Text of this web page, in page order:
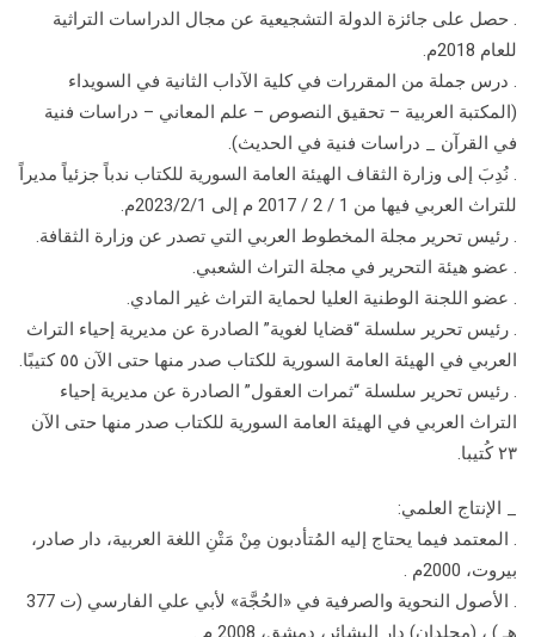
. حصل على جائزة الدولة التشجيعية عن مجال الدراسات التراثية
للعام 2018م.
. درس جملة من المقررات في كلية الآداب الثانية في السويداء
(المكتبة العربية – تحقيق النصوص – علم المعاني – دراسات فنية
في القرآن _ دراسات فنية في الحديث).
. نُدِبَ إلى وزارة الثقاف الهيئة العامة السورية للكتاب ندباً جزئياً مديراً
للتراث العربي فيها من 1 / 2 / 2017 م إلى 2023/2/1م.
. رئيس تحرير مجلة المخطوط العربي التي تصدر عن وزارة الثقافة.
. عضو هيئة التحرير في مجلة التراث الشعبي.
. عضو اللجنة الوطنية العليا لحماية التراث غير المادي.
. رئيس تحرير سلسلة “قضايا لغوية” الصادرة عن مديرية إحياء التراث
العربي في الهيئة العامة السورية للكتاب صدر منها حتى الآن ٥٥ كتيبًا.
. رئيس تحرير سلسلة “ثمرات العقول” الصادرة عن مديرية إحياء
التراث العربي في الهيئة العامة السورية للكتاب صدر منها حتى الآن
۲۳ كُتيبا.
_ الإنتاج العلمي:
. المعتمد فيما يحتاج إليه المُتأدبون مِنْ مَتْنِ اللغة العربية، دار صادر،
بيروت، 2000م .
. الأصول النحوية والصرفية في «الحُجَّة» لأبي علي الفارسي (ت 377
هـ ) ، (مجلدان) دار البشائر، دمشق، 2008 م .